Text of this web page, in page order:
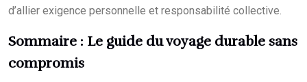
d’allier exigence personnelle et responsabilité collective.
Sommaire : Le guide du voyage durable sans
compromis